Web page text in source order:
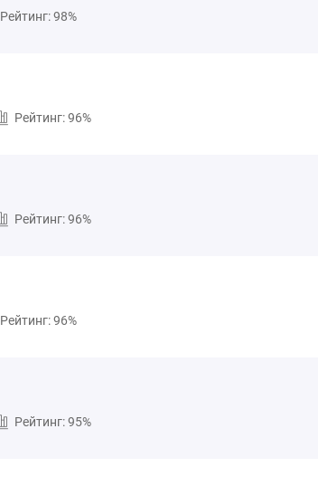
Рейтинг: 98%
Рейтинг: 96%
Рейтинг: 96%
Рейтинг: 96%
Рейтинг: 95%